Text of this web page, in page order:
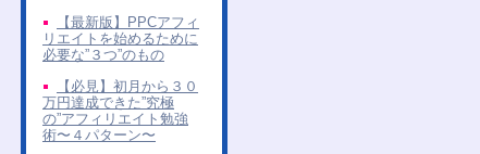
【最新版】PPCアフィ
リエイトを始めるために
必要な”３つ”のもの
【必見】初月から３０
万円達成できた”究極
の”アフィリエイト勉強
術〜４パターン〜